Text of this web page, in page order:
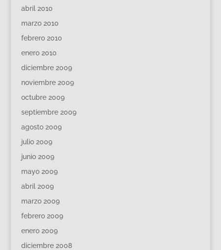
abril 2010
marzo 2010
febrero 2010
enero 2010
diciembre 2009
noviembre 2009
octubre 2009
septiembre 2009
agosto 2009
julio 2009
junio 2009
mayo 2009
abril 2009
marzo 2009
febrero 2009
enero 2009
diciembre 2008